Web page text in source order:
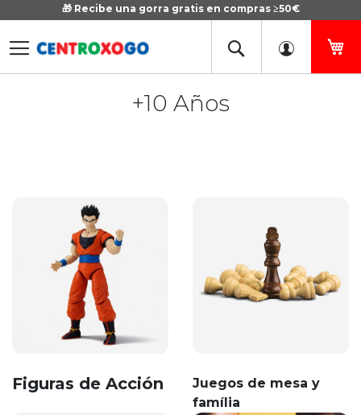
🎁 Recibe una gorra gratis en compras ≥50€
Ir
+10 Años
Figuras de Acción
Juegos de mesa y
família